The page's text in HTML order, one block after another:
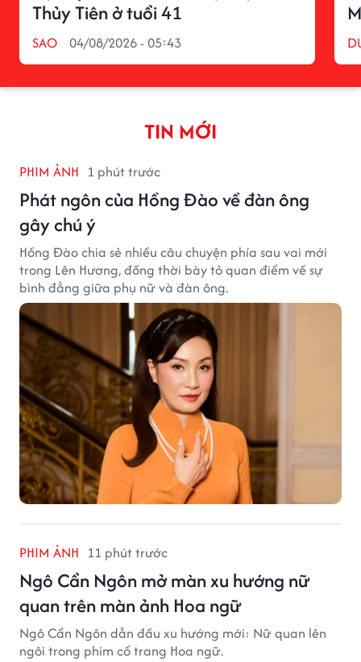
Thủy Tiên ở tuổi 41
SAO 04/08/2026 - 05:43
TIN MỚI
PHIM ẢNH 1 phút trước
Phát ngôn của Hồng Đào về đàn ông
gây chú ý
Hồng Đào chia sẻ nhiều câu chuyện phía sau vai mới
trong Lên Hương, đồng thời bày tỏ quan điểm về sự
bình đẳng giữa phụ nữ và đàn ông.
PHIM ẢNH 11 phút trước
Ngô Cẩn Ngôn mở màn xu hướng nữ
quan trên màn ảnh Hoa ngữ
Ngô Cẩn Ngôn dẫn đầu xu hướng mới: Nữ quan lên
ngôi trong phim cổ trang Hoa ngữ.